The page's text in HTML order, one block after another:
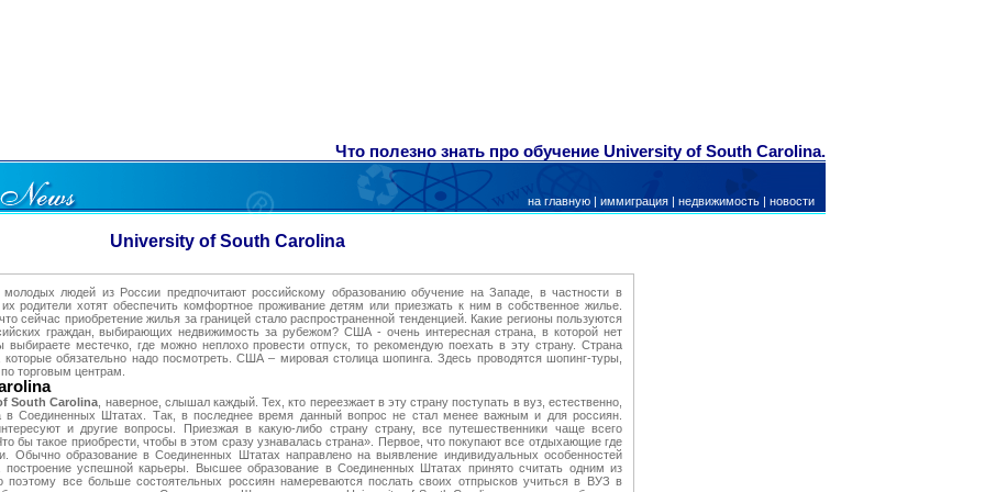
Что полезно знать про обучение University of South Carolina.
на главную | иммиграция | недвижимость | новости
University of South Carolina
людей из России предпочитают российскому образованию обучение на Западе, в частности в
их родители хотят обеспечить комфортное проживание детям или приезжать к ним в собственное жилье.
сейчас приобретение жилья за границей стало распространенной тенденцией. Какие регионы пользуются
граждан, выбирающих недвижимость за рубежом? США - очень интересная страна, в которой нет
местечко, где можно неплохо провести отпуск, то рекомендую поехать в эту страну. Страна
которые обязательно надо посмотреть. США – мировая столица шопинга. Здесь проводятся шопинг-туры,
торговым центрам.
South Carolina , наверное, слышал каждый. Тех, кто переезжает в эту страну поступать в вуз, естественно,
в Соединенных Штатах. Так, в последнее время данный вопрос не стал менее важным и для россиян.
и другие вопросы. Приезжая в какую-либо страну страну, все путешественники чаще всего
бы такое приобрести, чтобы в этом сразу узнавалась страна». Первое, что покупают все отдыхающие где
Обычно образование в Соединенных Штатах направлено на выявление индивидуальных особенностей
построение успешной карьеры. Высшее образование в Соединенных Штатах принято считать одним из
поэтому все больше состоятельных россиян намереваются послать своих отпрысков учиться в ВУЗ в